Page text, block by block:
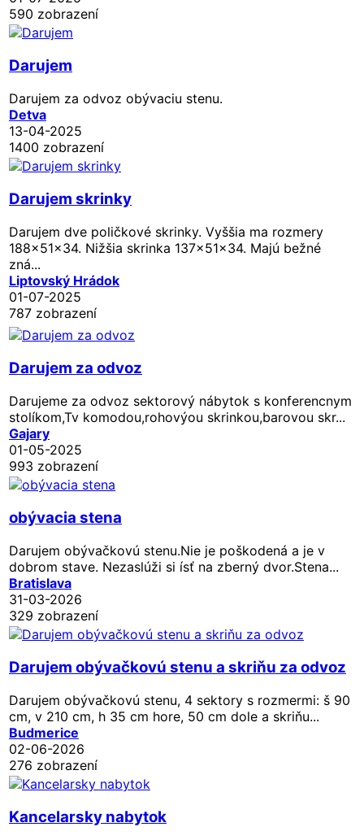
590 zobrazení
Darujem
Darujem za odvoz obývaciu stenu.
Detva
13-04-2025
1400 zobrazení
Darujem skrinky
Darujem dve poličkové skrinky. Vyššia ma rozmery
188x51x34. Nižšia skrinka 137x51x34. Majú bežné
zná...
Liptovský Hrádok
01-07-2025
787 zobrazení
Darujem za odvoz
Darujeme za odvoz sektorový nábytok s konferencnym
stolíkom,Tv komodou,rohovýou skrinkou,barovou skr...
Gajary
01-05-2025
993 zobrazení
obývacia stena
Darujem obývačkovú stenu.Nie je poškodená a je v
dobrom stave. Nezaslúži si ísť na zberný dvor.Stena...
Bratislava
31-03-2026
329 zobrazení
Darujem obývačkovú stenu a skriňu za odvoz
Darujem obývačkovú stenu, 4 sektory s rozmermi: š 90
cm, v 210 cm, h 35 cm hore, 50 cm dole a skriňu...
Budmerice
02-06-2026
276 zobrazení
Kancelarsky nabytok